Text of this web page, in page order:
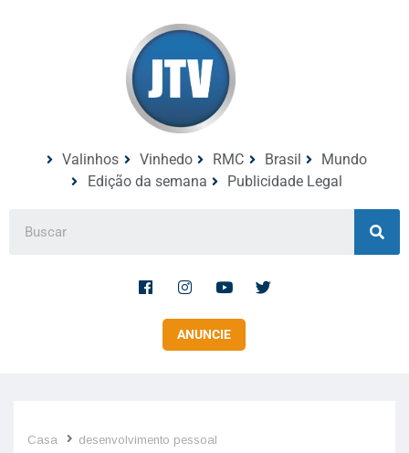
Valinhos Vinhedo RMC Brasil
Mundo
Edição da semana
Publicidade Legal
ANUNCIE
Casa desenvolvimento pessoal